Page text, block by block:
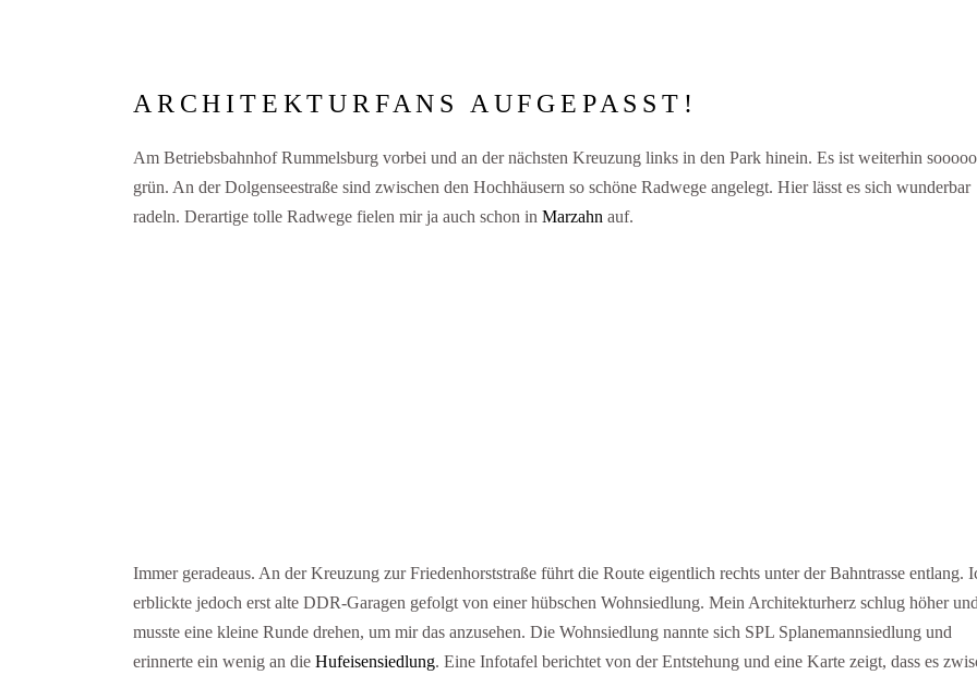
ARCHITEKTURFANS AUFGEPASST!
Am Betriebsbahnhof Rummelsburg vorbei und an der nächsten Kreuzung links in den Park hinein. Es ist weiterhin sooooo
grün. An der Dolgenseestraße sind zwischen den Hochhäusern so schöne Radwege angelegt. Hier lässt es sich wunderbar
radeln. Derartige tolle Radwege fielen mir ja auch schon in Marzahn auf.
Immer geradeaus. An der Kreuzung zur Friedenhorststraße führt die Route eigentlich rechts unter der Bahntrasse entlang.
erblickte jedoch erst alte DDR-Garagen gefolgt von einer hübschen Wohnsiedlung. Mein Architekturherz schlug höher
musste eine kleine Runde drehen, um mir das anzusehen. Die Wohnsiedlung nannte sich SPL Splanemannsiedlung und
erinnerte ein wenig an die Hufeisensiedlung. Eine Infotafel berichtet von der Entstehung und eine Karte zeigt, dass es